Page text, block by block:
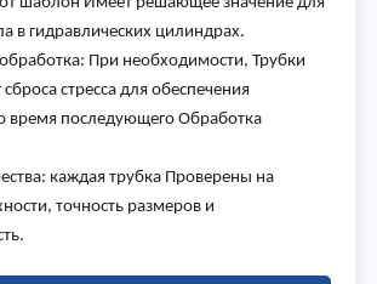
в гидравлических цилиндрах.
При необходимости, Трубки
стресса для обеспечения
время последующего Обработка
каждая трубка Проверены на
точность размеров и